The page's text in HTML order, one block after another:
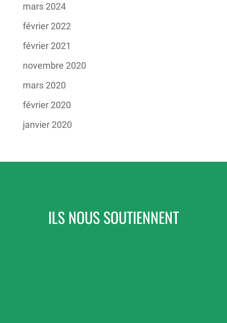
mars 2024
février 2022
février 2021
novembre 2020
mars 2020
février 2020
janvier 2020
ILS NOUS SOUTIENNENT